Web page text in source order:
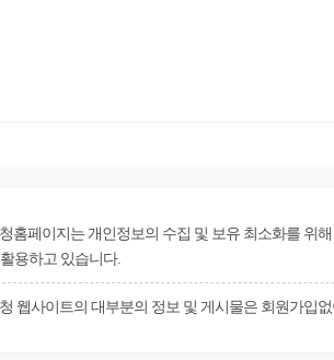
홈페이지는 개인정보의 수집 및 보유 최소화를 위
용하고 있습니다.
웹사이트의 대부분의 정보 및 게시물은 회원가입